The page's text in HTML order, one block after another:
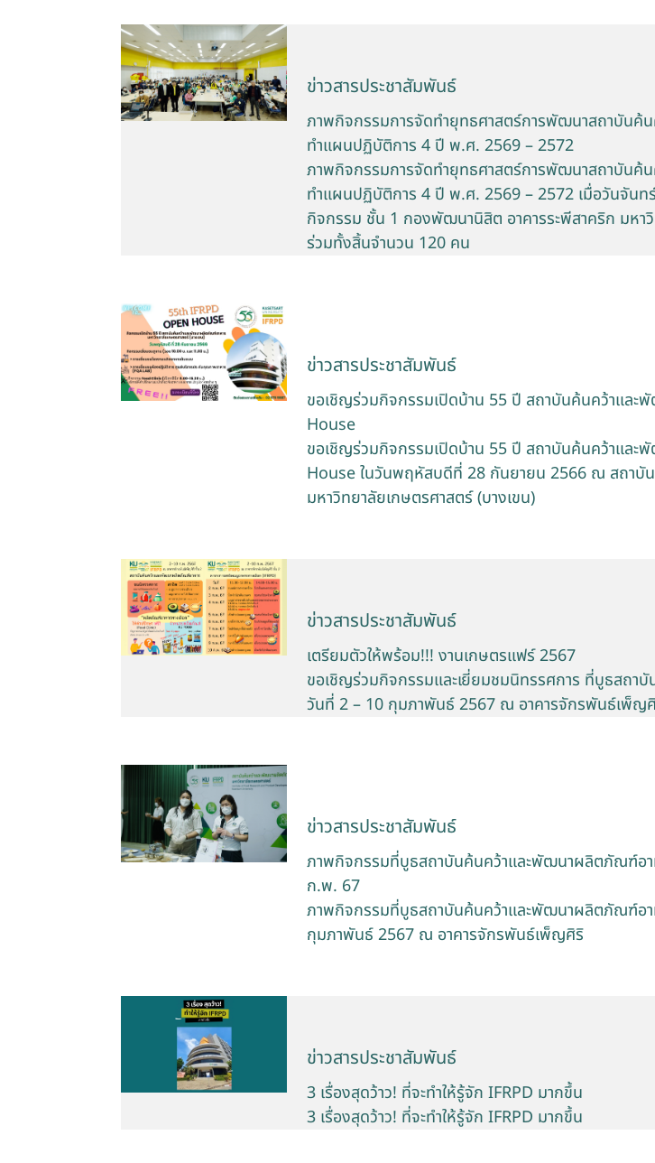
ข่าวสารประชาสัมพันธ์
ภาพกิจกรรมการจัดทำยุทธศาสตร์การพัฒนาสถาบันค้
ทำแผนปฏิบัติการ 4 ปี พ.ศ. 2569 – 2572
ภาพกิจกรรมการจัดทำยุทธศาสตร์การพัฒนาสถาบันค้
ทำแผนปฏิบัติการ 4 ปี พ.ศ. 2569 – 2572 เมื่อวันจัน
กิจกรรม ชั้น 1 กองพัฒนานิสิต อาคารระพีสาคริก มหา
ร่วมทั้งสิ้นจำนวน 120 คน
ข่าวสารประชาสัมพันธ์
ขอเชิญร่วมกิจกรรมเปิดบ้าน 55 ปี สถาบันค้นคว้าแล
House
ขอเชิญร่วมกิจกรรมเปิดบ้าน 55 ปี สถาบันค้นคว้าแล
House ในวันพฤหัสบดีที่ 28 กันยายน 2566 ณ สถาบั
มหาวิทยาลัยเกษตรศาสตร์ (บางเขน)
ข่าวสารประชาสัมพันธ์
เตรียมตัวให้พร้อม!!! งานเกษตรแฟร์ 2567
ขอเชิญร่วมกิจกรรมและเยี่ยมชมนิทรรศการ ที่บูธสถา
วันที่ 2 – 10 กุมภาพันธ์ 2567 ณ อาคารจักรพันธ์เพ็ญ
ข่าวสารประชาสัมพันธ์
ภาพกิจกรรมที่บูธสถาบันค้นคว้าและพัฒนาผลิตภัณฑ์อา
ก.พ. 67
ภาพกิจกรรมที่บูธสถาบันค้นคว้าและพัฒนาผลิตภัณฑ์อา
กุมภาพันธ์ 2567 ณ อาคารจักรพันธ์เพ็ญศิริ
ข่าวสารประชาสัมพันธ์
3 เรื่องสุดว้าว! ที่จะทำให้รู้จัก IFRPD มากขึ้น
3 เรื่องสุดว้าว! ที่จะทำให้รู้จัก IFRPD มากขึ้น